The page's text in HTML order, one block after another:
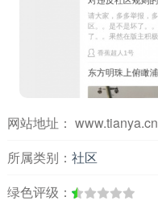
网站地址： www.tianya.cn
所属类别： 社区
绿色评级：